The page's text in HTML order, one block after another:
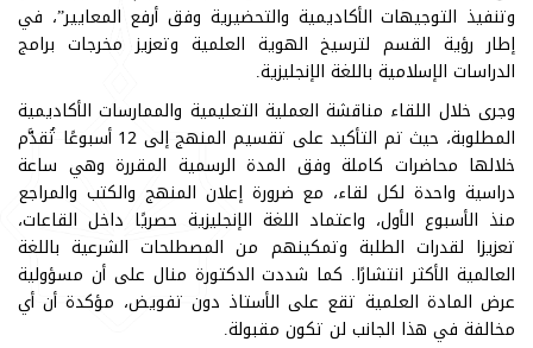
وتنفيذ التوجيهات الأكاديمية والتحضيرية وفق أرفع المعايير”، في
إطار رؤية القسم لترسيخ الهوية العلمية وتعزيز مخرجات برامج
الدراسات الإسلامية باللغة الإنجليزية.
وجرى خلال اللقاء مناقشة العملية التعليمية والممارسات الأكاديمية
المطلوبة، حيث تم التأكيد على تقسيم المنهج إلى 12 أسبوعًا تُقدَّم
خلالها محاضرات كاملة وفق المدة الرسمية المقررة وهي ساعة
دراسية واحدة لكل لقاء، مع ضرورة إعلان المنهج والكتب والمراجع
منذ الأسبوع الأول، واعتماد اللغة الإنجليزية حصريًا داخل القاعات،
تعزيزا لقدرات الطلبة وتمكينهم من المصطلحات الشرعية باللغة
العالمية الأكثر انتشارًا. كما شددت الدكتورة منال على أن مسؤولية
عرض المادة العلمية تقع على الأستاذ دون تفويض، مؤكدة أن أي
مخالفة في هذا الجانب لن تكون مقبولة.